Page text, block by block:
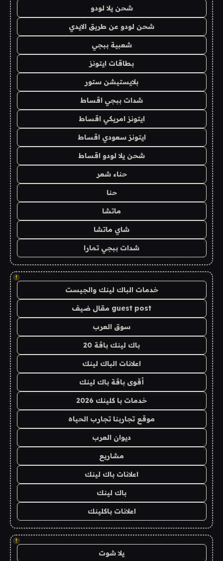
شحن يلا لودو
شحن لودو عن طريق الايدي
شعبية ببجي
بطاقات ايتونز
بلايستيشن ستور
شدات ببجي اقساط
ايتونز امريكي اقساط
ايتونز سعودي اقساط
شحن يلا لودو اقساط
حناء شعر
حنا
ماتشا
شاي ماتشا
شدات ببجي تمارا
!
خدمات الباك لينك والجيست
guest post مقال ضيف
سوق العرب
باك لينك باقة 20
اعلانات الباك لينك
أقوى باقة باك لينك
خدمات با كلينك 2026
موقع تجاربنا تجارب الحياه
ديوان العرب
مشاريع
اعلانات باك لينك
باك لينك
اعلانات باكلينك
!
يلا شوت